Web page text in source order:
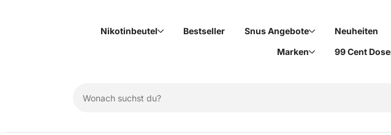
Nikotinbeutel Bestseller Snus Angebote Neuheiten
Marken
99 Cent